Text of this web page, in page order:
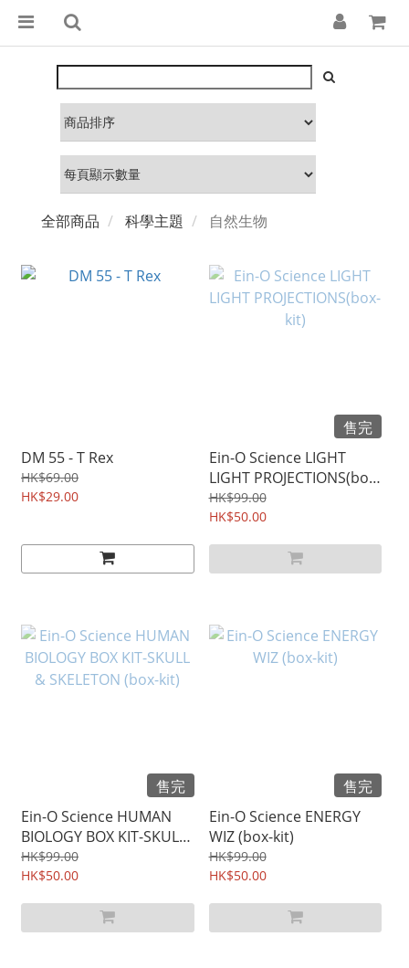
全部商品 科學主題 自然生物
DM 55 - T Rex
HK$69.00
HK$29.00
售完
Ein-O Science LIGHT
LIGHT PROJECTIONS(box-
kit)
HK$99.00
HK$50.00
售完
Ein-O Science HUMAN
BIOLOGY BOX KIT-SKULL
& SKELETON (box-kit)
HK$99.00
HK$50.00
售完
Ein-O Science ENERGY
WIZ (box-kit)
HK$99.00
HK$50.00